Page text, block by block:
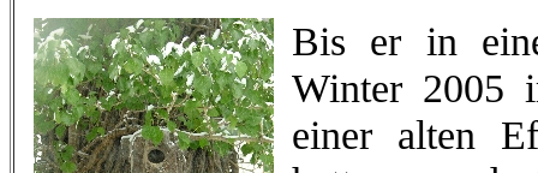
Bis er in
Winter 2005
einer alten